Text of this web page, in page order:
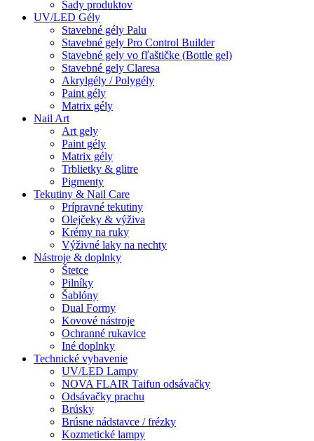
Sady produktov
UV/LED Gély
Stavebné gély Palu
Stavebné gely Pro Control Builder
Stavebné gely vo fľaštičke (Bottle gel)
Stavebné gely Claresa
Akrylgély / Polygély
Paint gély
Matrix gély
Nail Art
Art gely
Paint gély
Matrix gély
Trblietky & glitre
Pigmenty
Tekutiny & Nail Care
Prípravné tekutiny
Olejčeky & výživa
Krémy na ruky
Výživné laky na nechty
Nástroje & doplnky
Štetce
Pilníky
Šablóny
Dual Formy
Kovové nástroje
Ochranné rukavice
Iné doplnky
Technické vybavenie
UV/LED Lampy
NOVA FLAIR Taifun odsávačky
Odsávačky prachu
Brúsky
Brúsne nádstavce / frézky
Kozmetické lampy